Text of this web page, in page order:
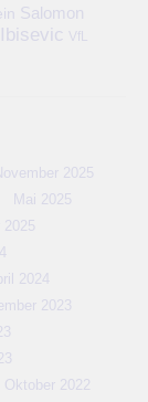
Salomon
VfL
November 2025
Mai 2025
2025
2024
2023
Oktober 2022